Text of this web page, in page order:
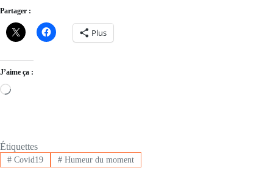
Partager :
Plus
J’aime ça :
Loading…
Étiquettes
#Covid19 #Humeur du moment